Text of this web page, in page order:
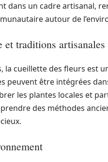
dans un cadre artisanal,
autour de
traditions artisanales
la cueillette des fleurs est
peuvent être intégrées
les plantes locales et
des méthodes